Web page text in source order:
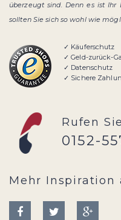
überzeugt sind. Denn es ist
sollten Sie sich so wohl wie
✓ Käuferschutz
✓ Geld-zurück-
✓ Datenschutz
✓ Sichere
Rufen
0152-
Mehr Inspiration